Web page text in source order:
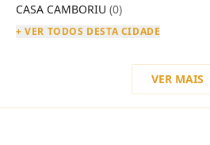
CASA CAMBORIU (0)
+ VER TODOS DESTA CIDADE
VER MAIS